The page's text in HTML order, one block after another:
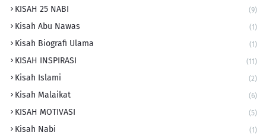
KISAH 25 NABI (9)
Kisah Abu Nawas (1)
Kisah Biografi Ulama (1)
KISAH INSPIRASI (11)
Kisah Islami (2)
Kisah Malaikat (6)
KISAH MOTIVASI (5)
Kisah Nabi (1)